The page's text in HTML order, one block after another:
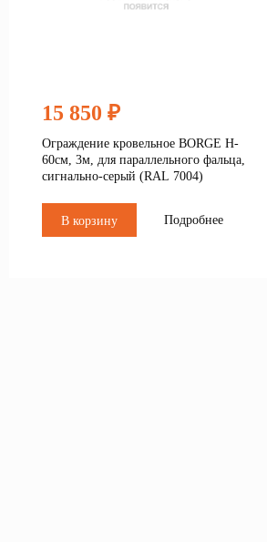
15 850 ₽
Ограждение кровельное BORGE H-
60см, 3м, для параллельного фальца,
сигнально-серый (RAL 7004)
В корзину Подробнее